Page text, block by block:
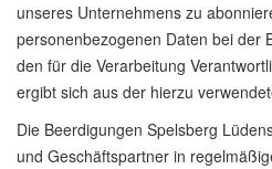
unseres Unternehmens zu
personenbezogenen Daten bei der
den für die Verarbeitung
ergibt sich aus der hierzu
Die Beerdigungen Spelsberg
und Geschäftspartner in